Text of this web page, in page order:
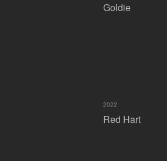
Goldie
Red Hart
2022